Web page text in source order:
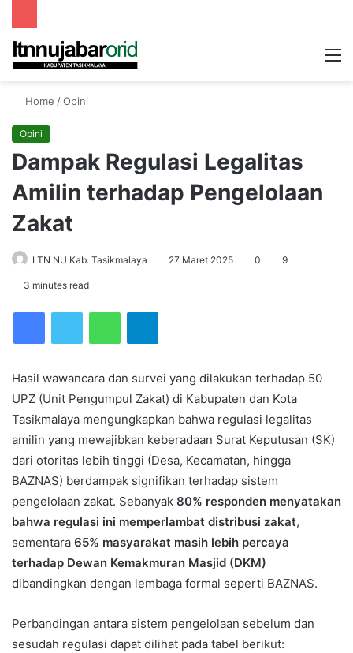
Home /Opini
Opini
Dampak Regulasi Legalitas
Amilin terhadap Pengelolaan
Zakat
LTN NU Kab. Tasikmalaya 27 Maret 2025 0 9
3 minutes read
Hasil wawancara dan survei yang dilakukan terhadap 50
UPZ (Unit Pengumpul Zakat) di Kabupaten dan Kota
Tasikmalaya mengungkapkan bahwa regulasi legalitas
amilin yang mewajibkan keberadaan Surat Keputusan (SK)
dari otoritas lebih tinggi (Desa, Kecamatan, hingga
BAZNAS) berdampak signifikan terhadap sistem
pengelolaan zakat. Sebanyak 80% responden menyatakan
bahwa regulasi ini memperlambat distribusi zakat,
sementara 65% masyarakat masih lebih percaya
terhadap Dewan Kemakmuran Masjid (DKM)
dibandingkan dengan lembaga formal seperti BAZNAS.
Perbandingan antara sistem pengelolaan sebelum dan
sesudah regulasi dapat dilihat pada tabel berikut: